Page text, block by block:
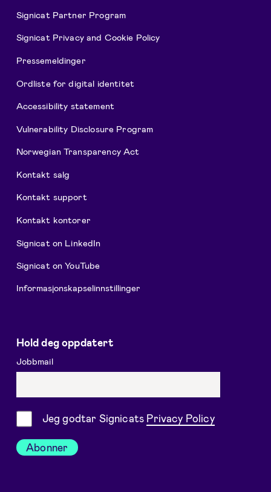
Signicat Partner Program
Signicat Privacy and Cookie Policy
Pressemeldinger
Ordliste for digital identitet
Accessibility statement
Vulnerability Disclosure Program
Norwegian Transparency Act
Kontakt salg
Kontakt support
Kontakt kontorer
Signicat on LinkedIn
Signicat on YouTube
Informasjonskapselinnstillinger
Hold deg oppdatert
Jobbmail
SamtykkeJeg godtar Signicats Privacy Policy
Abonner